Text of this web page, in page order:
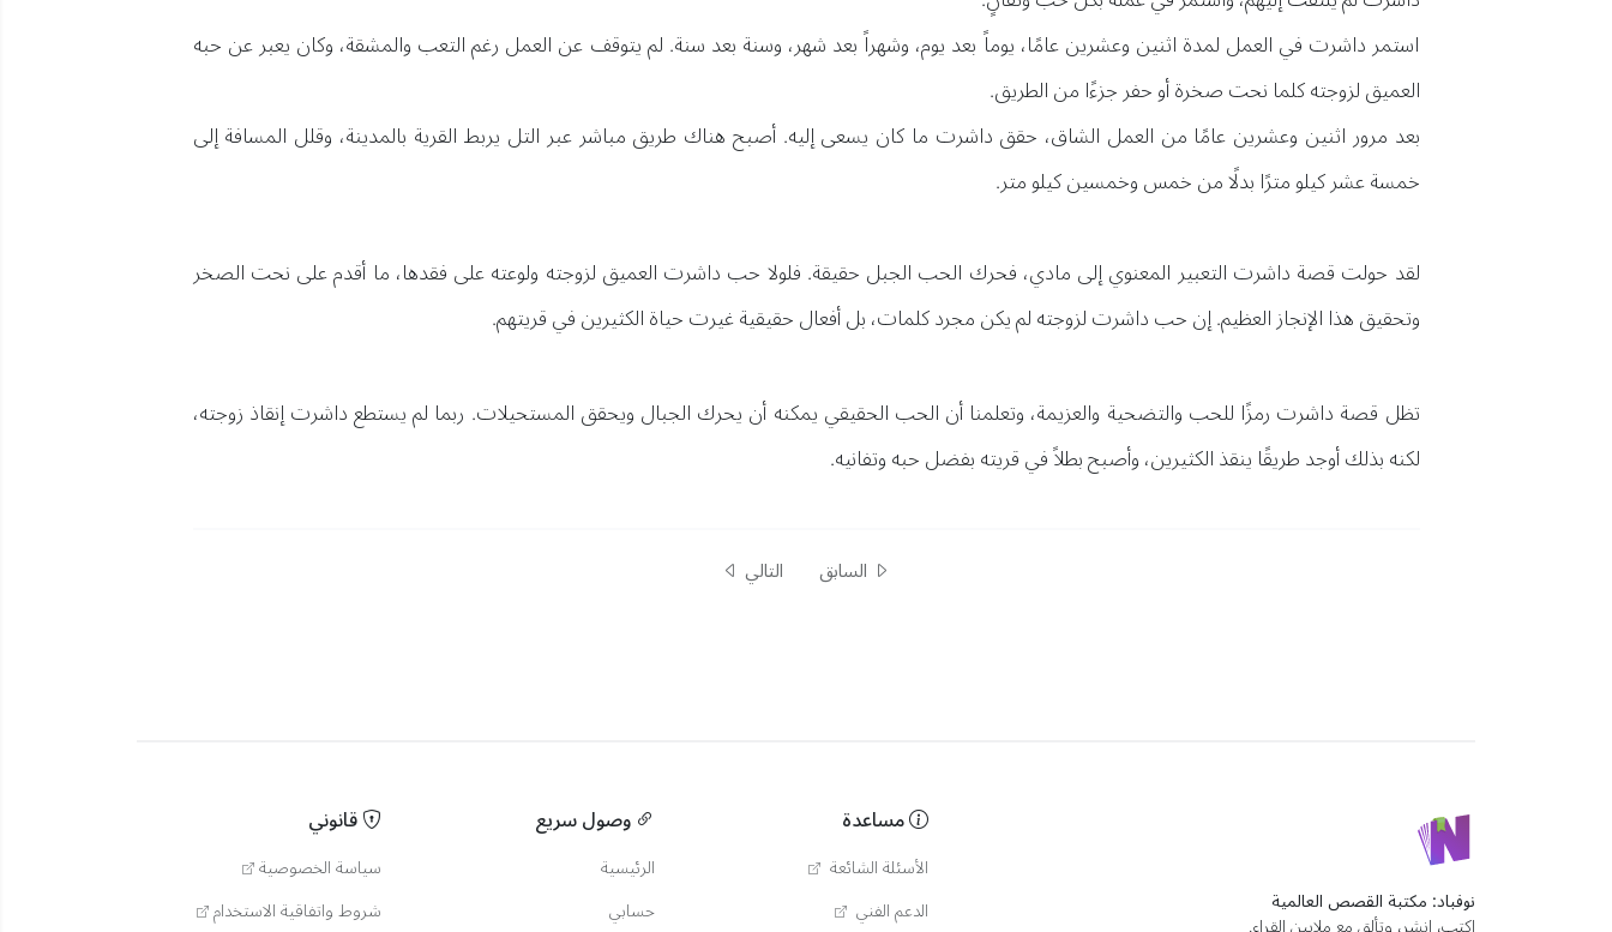
استمر داشرت في العمل لمدة اثنين وعشرين عامًا، يوماً بعد يوم، وشهراً بعد شهر، وسنة بعد سنة. لم يتوقف عن العمل رغم التعب والمشقة، وكان يعبر عن حبه
العميق لزوجته كلما نحت صخرة أو حفر جزءًا من الطريق.
بعد مرور اثنين وعشرين عامًا من العمل الشاق، حقق داشرت ما كان يسعى إليه. أصبح هناك طريق مباشر عبر التل يربط القرية بالمدينة، وقلل المسافة إلى
خمسة عشر كيلو مترًا بدلًا من خمس وخمسين كيلو متر.
لقد حولت قصة داشرت التعبير المعنوي إلى مادي، فحرك الحب الجبل حقيقة. فلولا حب داشرت العميق لزوجته ولوعته على فقدها، ما أقدم على نحت الصخر
وتحقيق هذا الإنجاز العظيم. إن حب داشرت لزوجته لم يكن مجرد كلمات، بل أفعال حقيقية غيرت حياة الكثيرين في قريتهم.
تظل قصة داشرت رمزًا للحب والتضحية والعزيمة، وتعلمنا أن الحب الحقيقي يمكنه أن يحرك الجبال ويحقق المستحيلات. ربما لم يستطع داشرت إنقاذ زوجته،
لكنه بذلك أوجد طريقًا ينقذ الكثيرين، وأصبح بطلاً في قريته بفضل حبه وتفانيه.
السابق التالي
نوفباد: مكتبة القصص العالمية
مساعدة
الأسئلة الشائعة
الدعم الفني
وصول سريع
الرئيسية
حسابي
قانوني
سياسة الخصوصية
شروط واتفاقية الاستخدام